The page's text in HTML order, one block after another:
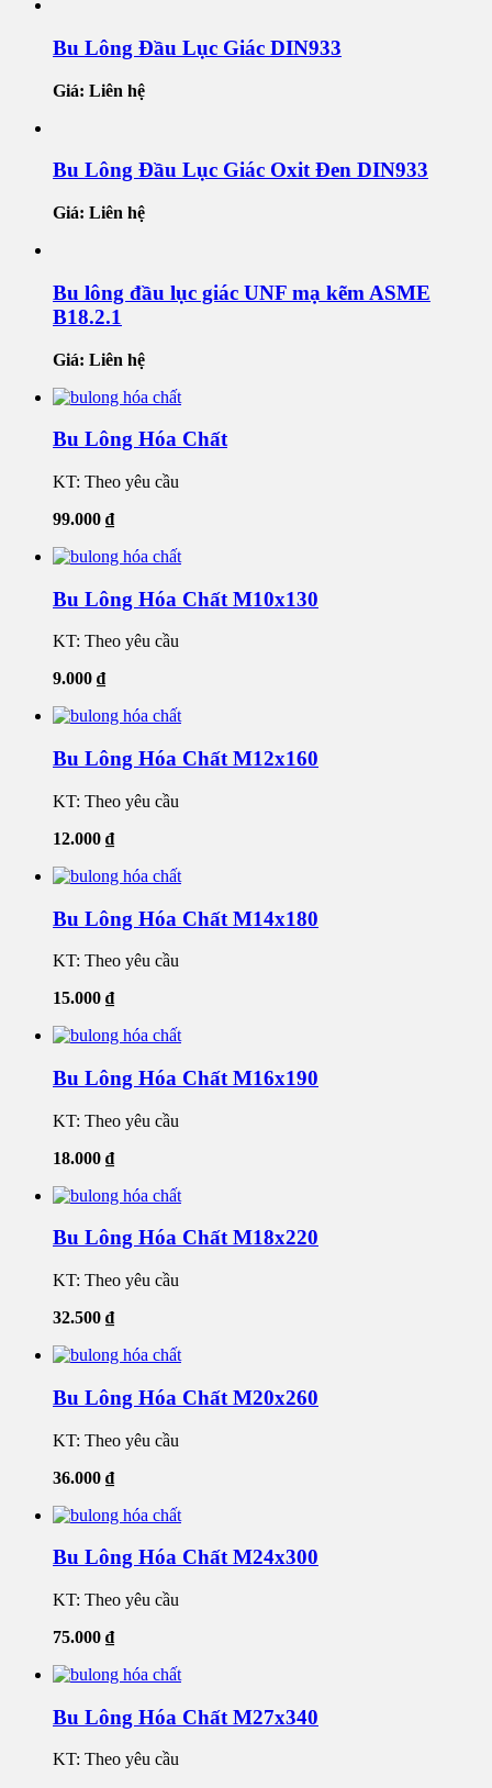
Bu Lông Đầu Lục Giác DIN933
Giá: Liên hệ
Bu Lông Đầu Lục Giác Oxit Đen DIN933
Giá: Liên hệ
Bu lông đầu lục giác UNF mạ kẽm ASME
B18.2.1
Giá: Liên hệ
Bu Lông Hóa Chất
KT: Theo yêu cầu
99.000 ₫
Bu Lông Hóa Chất M10x130
KT: Theo yêu cầu
9.000 ₫
Bu Lông Hóa Chất M12x160
KT: Theo yêu cầu
12.000 ₫
Bu Lông Hóa Chất M14x180
KT: Theo yêu cầu
15.000 ₫
Bu Lông Hóa Chất M16x190
KT: Theo yêu cầu
18.000 ₫
Bu Lông Hóa Chất M18x220
KT: Theo yêu cầu
32.500 ₫
Bu Lông Hóa Chất M20x260
KT: Theo yêu cầu
36.000 ₫
Bu Lông Hóa Chất M24x300
KT: Theo yêu cầu
75.000 ₫
Bu Lông Hóa Chất M27x340
KT: Theo yêu cầu